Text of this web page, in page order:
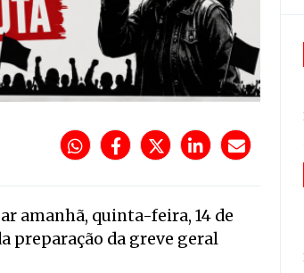
amanhã, quinta-feira, 14 de
preparação da greve geral